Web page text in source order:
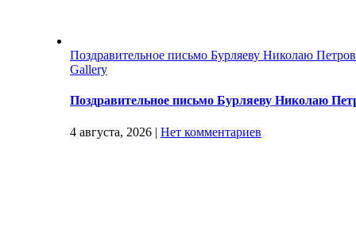
Поздравительное письмо Бурляеву Николаю
Gallery
Поздравительное письмо Бурляеву Николаю
4 августа, 2026 | Нет комментариев